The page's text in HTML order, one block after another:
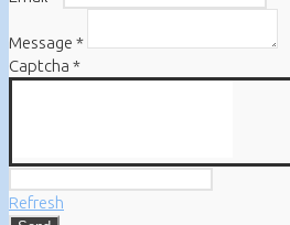
Message *
Captcha *
Refresh